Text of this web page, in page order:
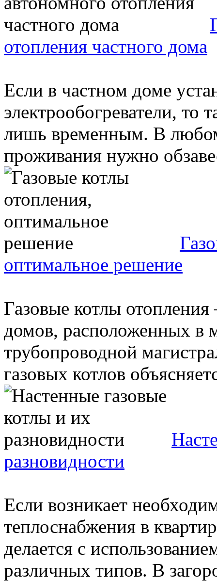
отопления частного дома
Если в частном доме
электрообогреватели, то
лишь временным. В
проживания нужно
оптимальное решение
Газовые котлы
домов, расположенных в
трубопроводной
газовых котлов
разновидности
Если возникает
теплоснабжения в
делается с
различных типов. В